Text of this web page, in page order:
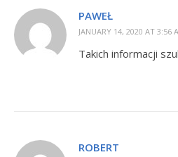
PAWEŁ
JANUARY 14, 2020 AT 3:56
Takich informacji
ROBERT